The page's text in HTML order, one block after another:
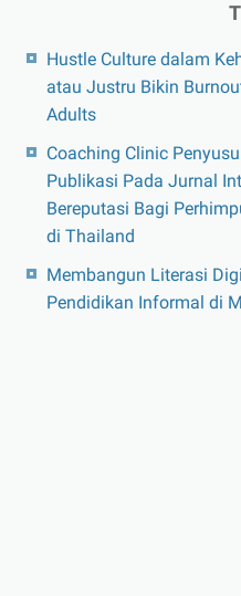
Hustle Culture dalam
atau Justru Bikin
Adults
Coaching Clinic
Publikasi Pada Jurnal
Bereputasi Bagi
di Thailand
Membangun Literasi
Pendidikan Informal di